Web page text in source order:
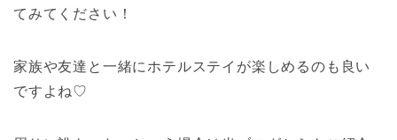
てみてください！
家族や友達と一緒にホテルステイが楽しめるのも良い
ですよね♡